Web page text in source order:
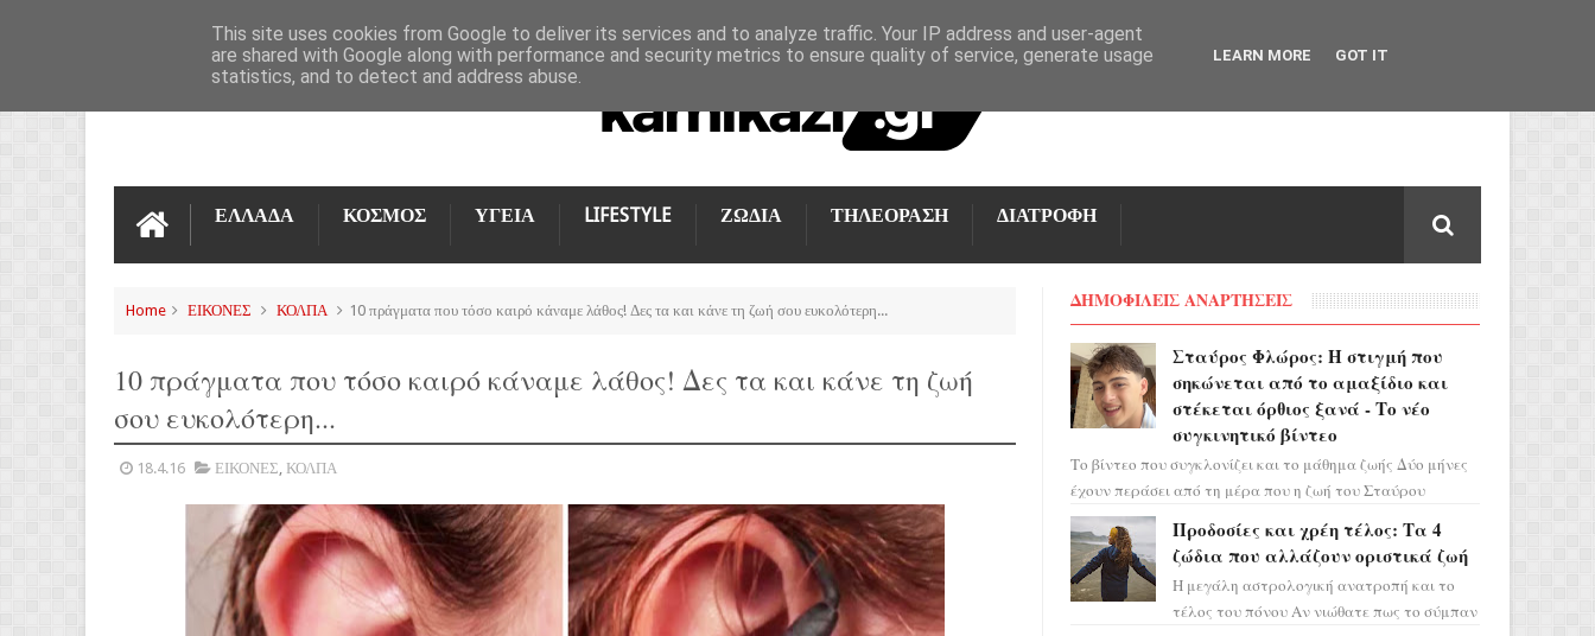
ΕΠΙΚΟΙΝΩΝΊΑ
ΕΛΛΑΔΑ ΚΟΣΜΟΣ ΥΓΕΙΑ LIFESTYLE ΖΩΔΙΑ ΤΗΛΕΟΡΑΣΗ ΔΙΑΤΡΟΦΗ
Home ΕΙΚΟΝΕΣ ΚΟΛΠΑ 10 πράγματα που τόσο καιρό κάναμε λάθος! Δες τα και κάνε τη ζωή σου ευκολότερη...
10 πράγματα που τόσο καιρό κάναμε λάθος! Δες τα και κάνε τη ζωή
σου ευκολότερη...
18.4.16 ΕΙΚΟΝΕΣ, ΚΟΛΠΑ
ΔΗΜΟΦΙΛΕΙΣ ΑΝΑΡΤΗΣΕΙΣ
Σταύρος Φλώρος: Η στιγμή που
σηκώνεται από το αμαξίδιο και
στέκεται όρθιος ξανά - Το νέο
συγκινητικό βίντεο
Το βίντεο που συγκλονίζει και το μάθημα ζωής Δύο μήνες
έχουν περάσει από τη μέρα που η ζωή του Σταύρου
Φλώρου άλλαξε για πάντα. Ο πρώην...
Προδοσίες και χρέη τέλος: Τα 4
ζώδια που αλλάζουν οριστικά ζωή
Η μεγάλη αστρολογική ανατροπή και το
τέλος του πόνου Αν νιώθατε πως το σύμπαν
This site uses cookies from Google to deliver its services and to analyze traffic. Your IP address and user-agent
are shared with Google along with performance and security metrics to ensure quality of service, generate usage
statistics, and to detect and address abuse.
LEARN MORE GOT IT